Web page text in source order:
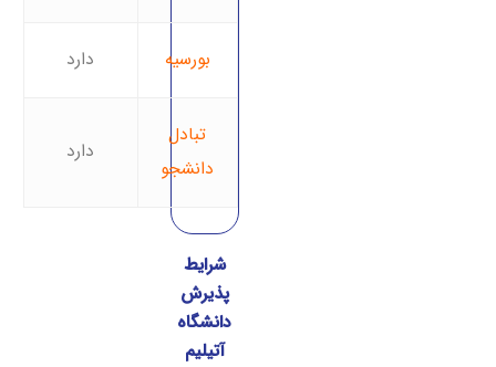
دارد بورسیه
دارد
تبادل
دانشجو
شرایط
پذیرش
دانشگاه
آتیلیم